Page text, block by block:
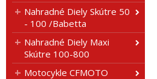
Nahradné Diely Skútre 50
- 100 /Babetta
Nahradné Diely Maxi
Skútre 100-800
Motocykle CFMOTO